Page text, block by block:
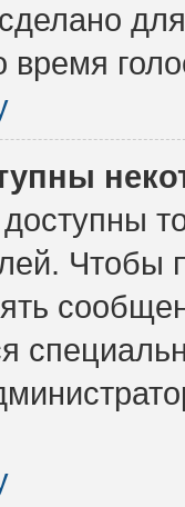
время
Чтобы